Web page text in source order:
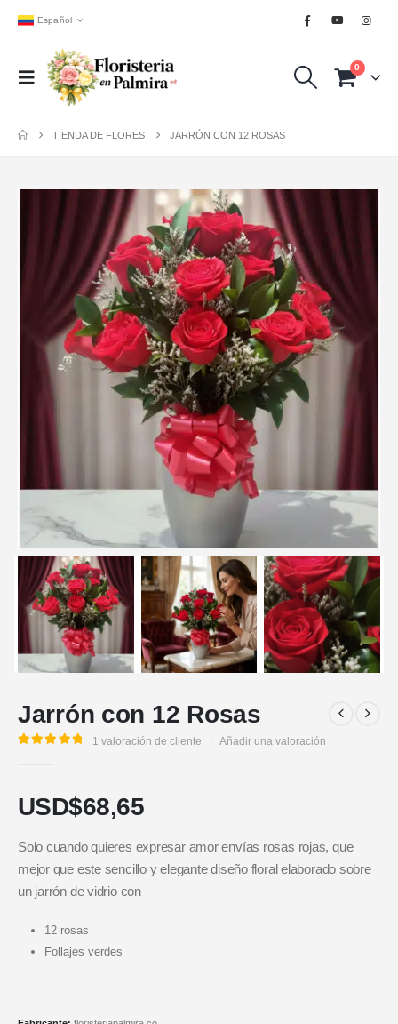
Español
0
TIENDA DE FLORES JARRÓN CON 12 ROSAS
Jarrón con 12 Rosas
1 valoración de cliente | Añadir una valoración
USD$68,65
Solo cuando quieres expresar amor envías rosas rojas, que
mejor que este sencillo y elegante diseño floral elaborado sobre
un jarrón de vidrio con
12 rosas
Follajes verdes